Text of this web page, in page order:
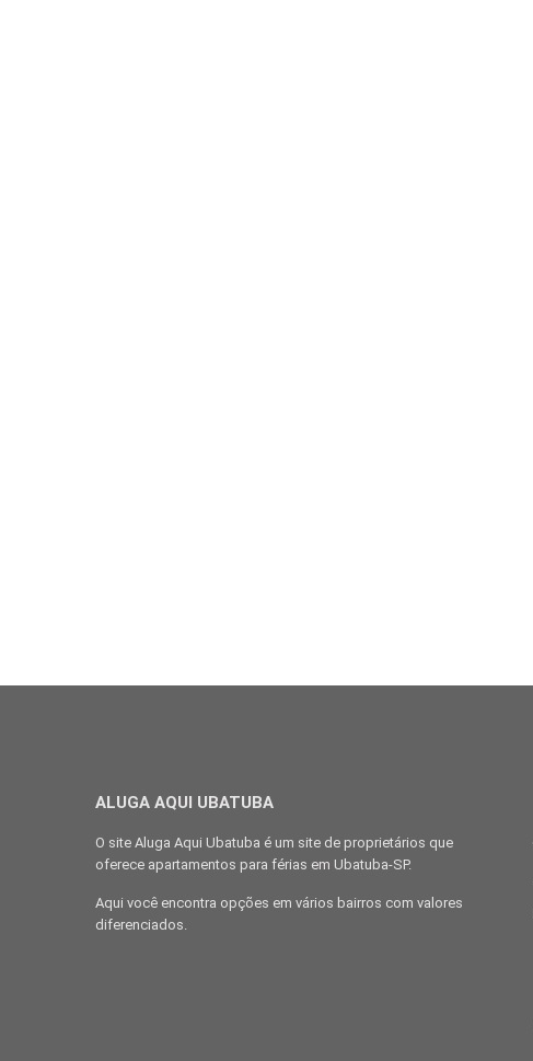
ALUGA AQUI UBATUBA
O site Aluga Aqui Ubatuba é um site de proprietários que
oferece apartamentos para férias em Ubatuba-SP.
Aqui você encontra opções em vários bairros com valores
diferenciados.